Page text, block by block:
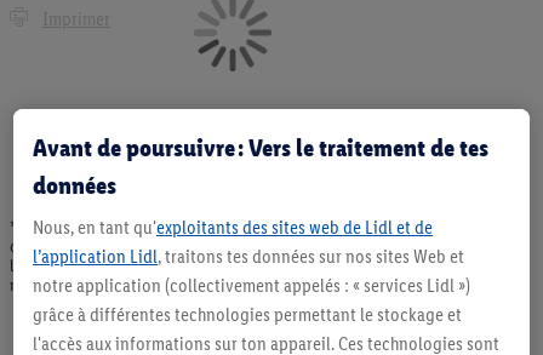
Imprimer
* Offres valables dans la limite des stocks disponibles. Vente limitée à des
quantités usuelles pour un ménage. Vendu sans décoration. Les produits faisant
l'objet de la publicité, notamment les produits NonFood, ne font pas partie de
notre assortiment de produits permanents. Ill. semblables.
Avant de poursuivre : Vers le traitement de tes
données
Nous, en tant qu'exploitants des sites web de Lidl et de
l’application Lidl, traitons tes données sur nos sites Web et
notre application (collectivement appelés : « services Lidl »)
grâce à différentes technologies permettant le stockage et
l'accès aux informations sur ton appareil. Ces technologies sont